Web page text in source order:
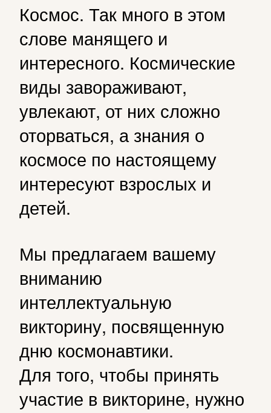
Космос. Так много в этом
слове манящего и
интересного. Космические
виды завораживают,
увлекают, от них сложно
оторваться, а знания о
космосе по настоящему
интересуют взрослых и
детей.
Мы предлагаем вашему
вниманию
интеллектуальную
викторину, посвященную
дню космонавтики.
Для того, чтобы принять
участие в викторине, нужно